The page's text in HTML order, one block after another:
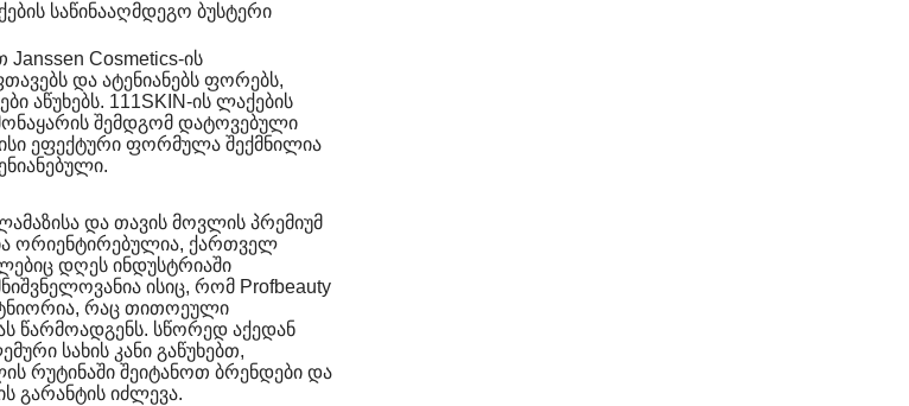
საწინააღმდეგო ბუსტერი
Janssen Cosmetics-ის
და ატენიანებს ფორებს,
აწუხებს. 111SKIN-ის ლაქების
შემდგომ დატოვებული
ეფექტური ფორმულა შექმნილია
და თავის მოვლის პრემიუმ
ორიენტირებულია, ქართველ
დღეს ინდუსტრიაში
ისიც, რომ Profbeauty
რაც თითოეული
წარმოადგენს. სწორედ აქედან
სახის კანი გაწუხებთ,
რუტინაში შეიტანოთ ბრენდები და
გარანტის იძლევა.